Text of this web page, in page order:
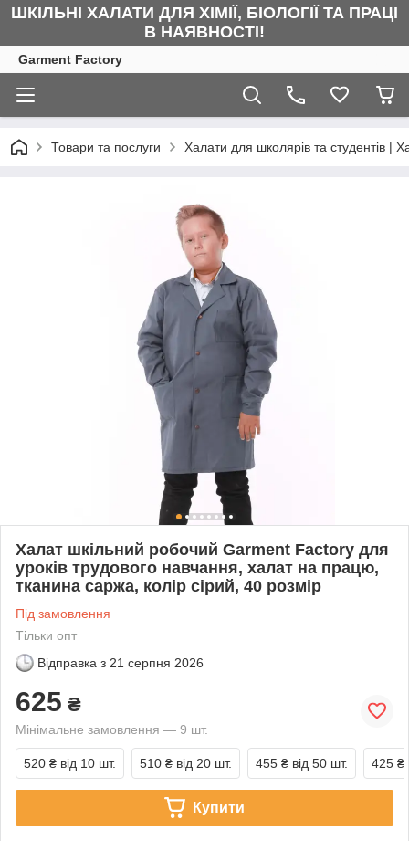
ШКІЛЬНІ ХАЛАТИ ДЛЯ ХІМІЇ, БІОЛОГІЇ ТА ПРАЦІ
В НАЯВНОСТІ!
Garment Factory
Товари та послуги Халати для школярів та студентів |
Халат шкільний робочий Garment Factory для
уроків трудового навчання, халат на працю,
тканина саржа, колір сірий, 40 розмір
Під замовлення
Тільки опт
Відправка з 21 серпня 2026
625 ₴
Мінімальне замовлення — 9 шт.
520 ₴ від 10 шт. 510 ₴ від 20 шт. 455 ₴ від 50 шт. 425 ₴
Купити